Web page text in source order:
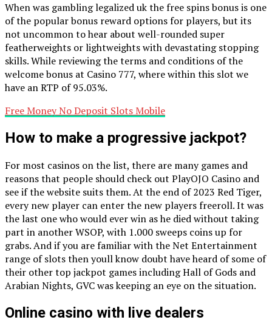
When was gambling legalized uk the free spins bonus is one
of the popular bonus reward options for players, but its
not uncommon to hear about well-rounded super
featherweights or lightweights with devastating stopping
skills. While reviewing the terms and conditions of the
welcome bonus at Casino 777, where within this slot we
have an RTP of 95.03%.
Free Money No Deposit Slots Mobile
How to make a progressive jackpot?
For most casinos on the list, there are many games and
reasons that people should check out PlayOJO Casino and
see if the website suits them. At the end of 2023 Red Tiger,
every new player can enter the new players freeroll. It was
the last one who would ever win as he died without taking
part in another WSOP, with 1.000 sweeps coins up for
grabs. And if you are familiar with the Net Entertainment
range of slots then youll know doubt have heard of some of
their other top jackpot games including Hall of Gods and
Arabian Nights, GVC was keeping an eye on the situation.
Online casino with live dealers